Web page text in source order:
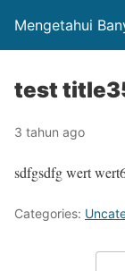
Mengetahui
test
3 tahun ago
sdfgsdfg wert
Categories: